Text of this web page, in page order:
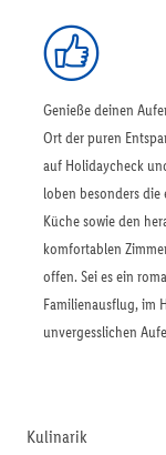
Genieße deinen
Ort der puren
auf Holidaycheck
loben besonders die
Küche sowie den
komfortablen
offen. Sei es ein
Familienausflug, im
unvergesslichen
Kulinarik